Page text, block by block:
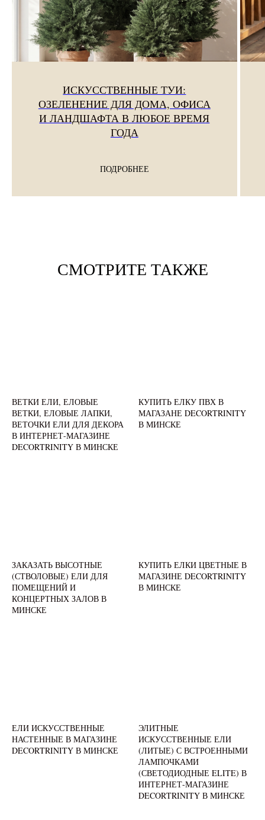
ИСКУССТВЕННЫЕ ТУИ:
ОЗЕЛЕНЕНИЕ ДЛЯ ДОМА, ОФИСА
И ЛАНДШАФТА В ЛЮБОЕ ВРЕМЯ
ГОДА
ПОДРОБНЕЕ
СМОТРИТЕ ТАКЖЕ
ВЕТКИ ЕЛИ, ЕЛОВЫЕ
ВЕТКИ, ЕЛОВЫЕ ЛАПКИ,
ВЕТОЧКИ ЕЛИ ДЛЯ ДЕКОРА
В ИНТЕРНЕТ-МАГАЗИНЕ
DECORTRINITY В МИНСКЕ
КУПИТЬ ЕЛКУ ПВХ В
МАГАЗАНЕ DECORTRINITY
В МИНСКЕ
ЗАКАЗАТЬ ВЫСОТНЫЕ
(СТВОЛОВЫЕ) ЕЛИ ДЛЯ
ПОМЕЩЕНИЙ И
КОНЦЕРТНЫХ ЗАЛОВ В
МИНСКЕ
КУПИТЬ ЕЛКИ ЦВЕТНЫЕ В
МАГАЗИНЕ DECORTRINITY
В МИНСКЕ
ЕЛИ ИСКУССТВЕННЫЕ
НАСТЕННЫЕ В МАГАЗИНЕ
DECORTRINITY В МИНСКЕ
ЭЛИТНЫЕ
ИСКУССТВЕННЫЕ ЕЛИ
(ЛИТЫЕ) С ВСТРОЕННЫМИ
ЛАМПОЧКАМИ
(СВЕТОДИОДНЫЕ ELITE) В
ИНТЕРНЕТ-МАГАЗИНЕ
DECORTRINITY В МИНСКЕ